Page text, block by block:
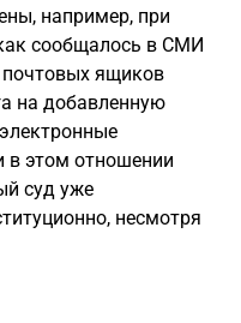
например, при
сообщалось в СМИ
ящиков
на добавленную
в этом отношении
суд уже
несмотря